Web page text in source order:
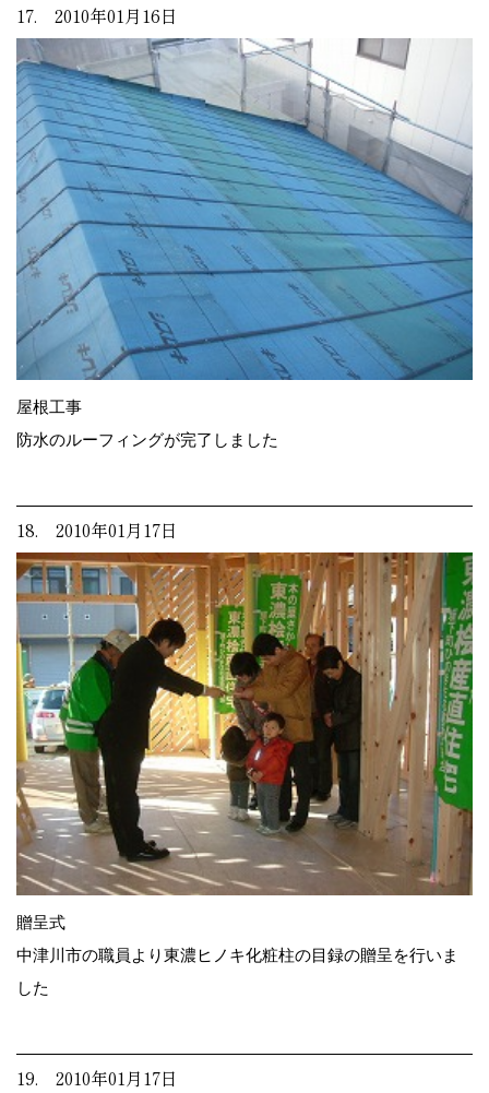
17. 2010年01月16日
屋根工事
防水のルーフィングが完了しました
18. 2010年01月17日
贈呈式
中津川市の職員より東濃ヒノキ化粧柱の目録の贈呈を行いま
した
19. 2010年01月17日